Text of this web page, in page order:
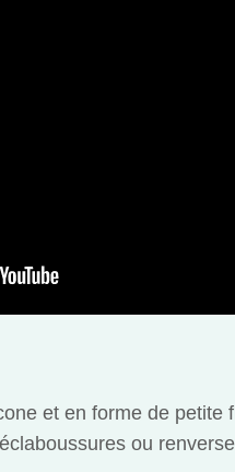
et en forme de
ou